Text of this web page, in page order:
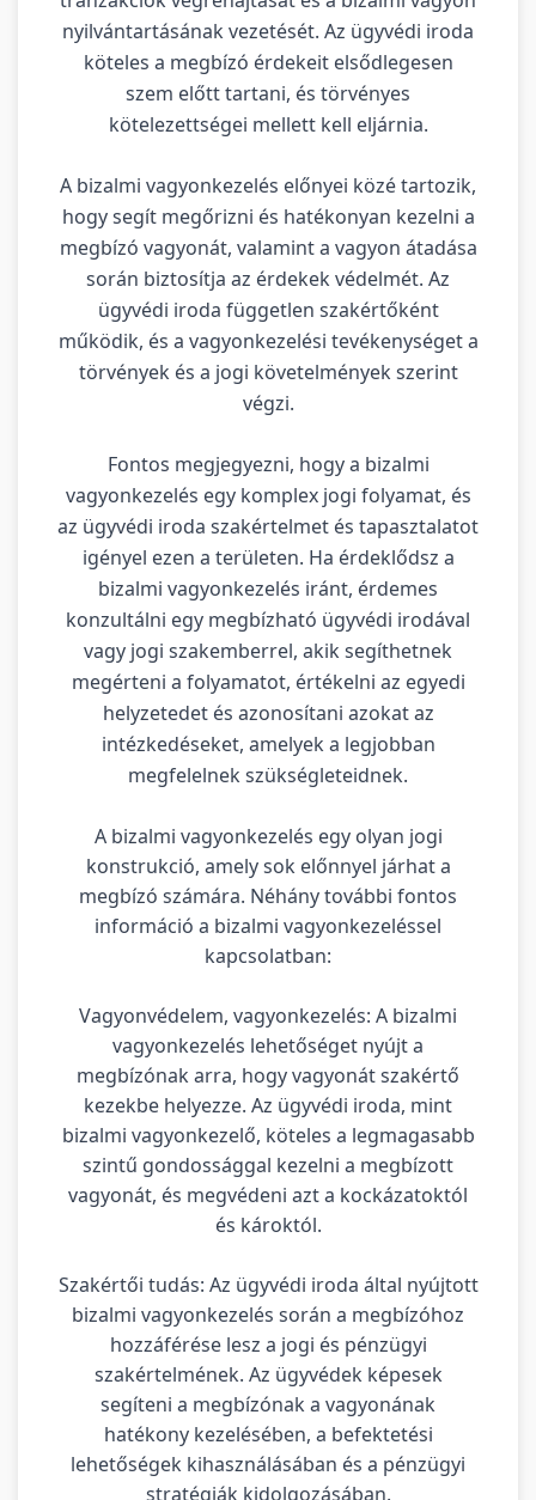
nyilvántartásának vezetését. Az ügyvédi iroda
köteles a megbízó érdekeit elsődlegesen
szem előtt tartani, és törvényes
kötelezettségei mellett kell eljárnia.
A bizalmi vagyonkezelés előnyei közé tartozik,
hogy segít megőrizni és hatékonyan kezelni a
megbízó vagyonát, valamint a vagyon átadása
során biztosítja az érdekek védelmét. Az
ügyvédi iroda független szakértőként
működik, és a vagyonkezelési tevékenységet a
törvények és a jogi követelmények szerint
végzi.
Fontos megjegyezni, hogy a bizalmi
vagyonkezelés egy komplex jogi folyamat, és
az ügyvédi iroda szakértelmet és tapasztalatot
igényel ezen a területen. Ha érdeklődsz a
bizalmi vagyonkezelés iránt, érdemes
konzultálni egy megbízható ügyvédi irodával
vagy jogi szakemberrel, akik segíthetnek
megérteni a folyamatot, értékelni az egyedi
helyzetedet és azonosítani azokat az
intézkedéseket, amelyek a legjobban
megfelelnek szükségleteidnek.
A bizalmi vagyonkezelés egy olyan jogi
konstrukció, amely sok előnnyel járhat a
megbízó számára. Néhány további fontos
információ a bizalmi vagyonkezeléssel
kapcsolatban:
Vagyonvédelem, vagyonkezelés: A bizalmi
vagyonkezelés lehetőséget nyújt a
megbízónak arra, hogy vagyonát szakértő
kezekbe helyezze. Az ügyvédi iroda, mint
bizalmi vagyonkezelő, köteles a legmagasabb
szintű gondossággal kezelni a megbízott
vagyonát, és megvédeni azt a kockázatoktól
és károktól.
Szakértői tudás: Az ügyvédi iroda által nyújtott
bizalmi vagyonkezelés során a megbízóhoz
hozzáférése lesz a jogi és pénzügyi
szakértelmének. Az ügyvédek képesek
segíteni a megbízónak a vagyonának
hatékony kezelésében, a befektetési
lehetőségek kihasználásában és a pénzügyi
stratégiák kidolgozásában.